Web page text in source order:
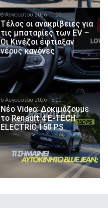
8 Αυγούστου 2026 11:00
Τέλος οι ανακρίβειες για
τις μπαταρίες των EV –
Οι Κινέζοι έφτιαξαν
νέους κανόνες
6 Αυγούστου 2026 15:00
Νέο Video: Δοκιμάζουμε
το Renault 4 E-TECH
ELECTRIC 150 PS